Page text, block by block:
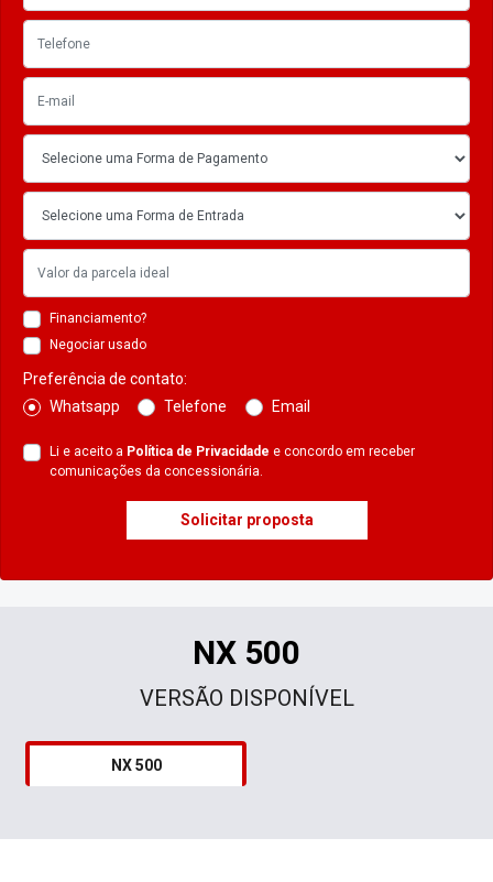
Financiamento?
Negociar usado
Preferência de contato:
Whatsapp
Telefone Email
Li e aceito a Política de Privacidade e concordo em receber
comunicações da concessionária.
Solicitar proposta
NX 500
VERSÃO DISPONÍVEL
NX 500